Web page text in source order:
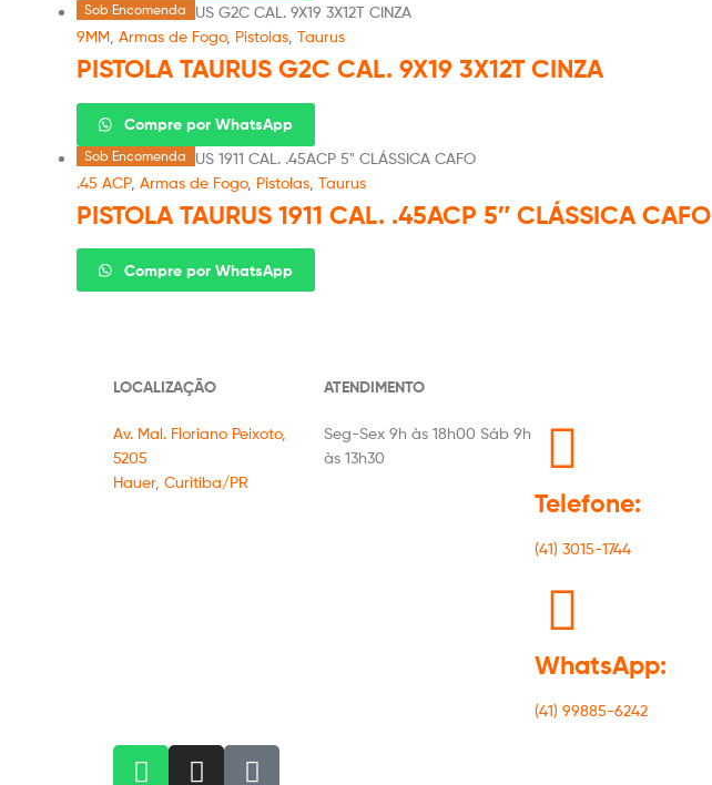
Sob Encomenda
9MM Armas de Fogo, Pistolas Taurus
PISTOLA TAURUS G2C CAL. 9X19 3X12T CINZA
Compre por WhatsApp
Sob Encomenda
.45 ACP, Armas de Fogo, Pistolas Taurus
PISTOLA TAURUS 1911 CAL. .45ACP 5″ CLÁSSICA CAFO
Compre por WhatsApp
LOCALIZAÇÃO
Av. Mal. Floriano Peixoto,
5205
Hauer, Curitiba/PR
ATENDIMENTO
Seg-Sex 9h às 18h00 Sáb 9h
às 13h30
Telefone:
(41) 3015-1744
WhatsApp:
(41) 99885-6242